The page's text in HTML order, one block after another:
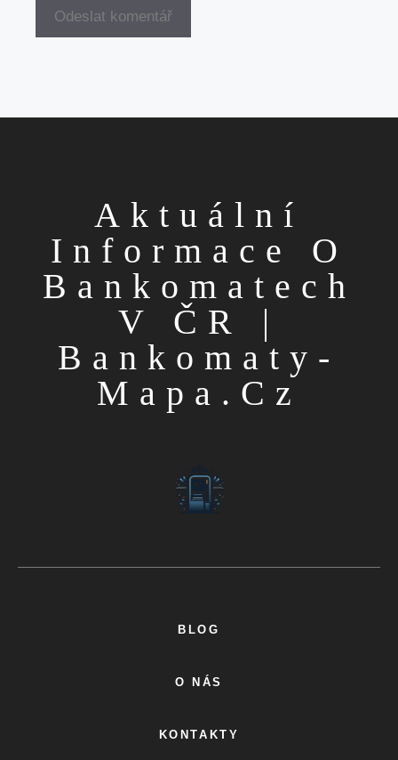
Aktuální
Informace O
Bankomatech
V ČR |
Bankomaty-
Mapa.cz
BLOG
O NÁS
KONTAKTY